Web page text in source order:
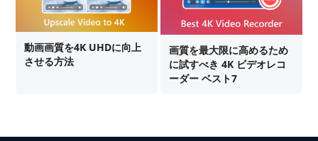
動画画質を4K UHDに向上
させる方法
画質を最大限に高めるため
に試すべき 4K ビデオレコ
ーダー ベスト7